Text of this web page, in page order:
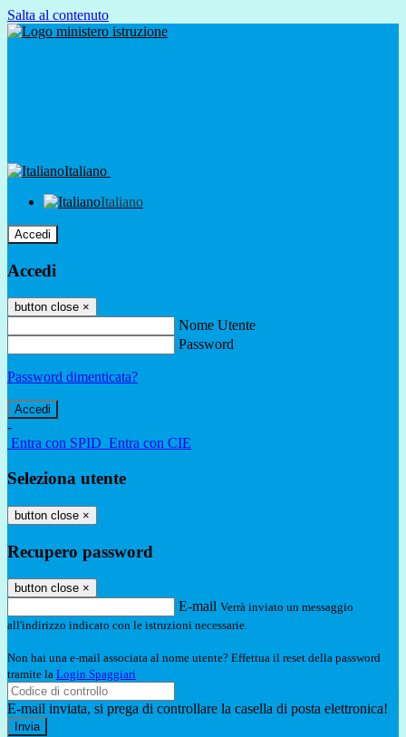
Salta al contenuto
Italiano
Italiano
Accedi
Accedi
button close ×
Nome Utente
Password
Password dimenticata?
-
Entra con SPID Entra con CIE
Seleziona utente
button close ×
Recupero password
button close ×
E-mail Verrà inviato un messaggio
all'indirizzo indicato con le istruzioni necessarie.
Non hai una e-mail associata al nome utente? Effettua il reset della password
tramite la Login Spaggiari
E-mail inviata, si prega di controllare la casella di posta elettronica!